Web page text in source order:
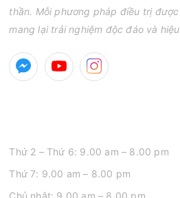
thần. Mỗi phương pháp điều trị
mang lại trải nghiệm độc đáo và
Thứ 2 – Thứ 6: 9.00 am – 8.00 pm
Thứ 7: 9.00 am – 8.00 pm
Chủ nhật: 9.00 am – 8.00 pm